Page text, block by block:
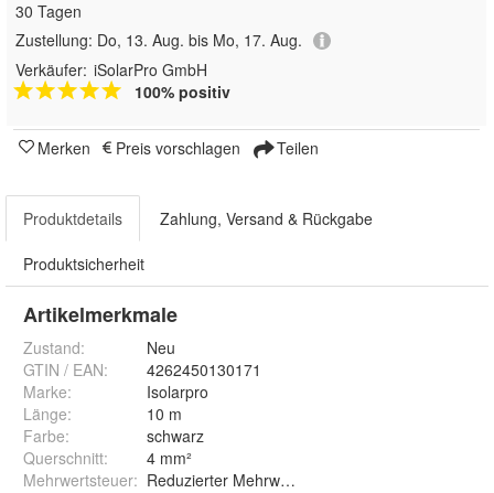
30 Tagen
Zustellung: Do, 13. Aug. bis Mo, 17. Aug.
Verkäufer: iSolarPro GmbH
100% positiv
Merken Preis vorschlagen Teilen
Produktdetails Zahlung, Versand & Rückgabe
Produktsicherheit
Artikelmerkmale
Zustand:
Neu
GTIN / EAN:
4262450130171
Marke:
Isolarpro
Länge:
10 m
Farbe:
schwarz
Querschnitt:
4 mm²
Mehrwertsteuer: